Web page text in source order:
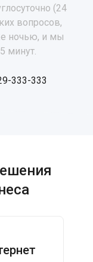
(24
вопросов,
ночью, и мы
минут.
333-333